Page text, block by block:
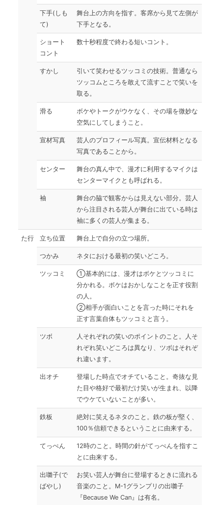
下手(しも
て)
舞台上の方向を指す。客席から見て左側が
下手となる。
ショート
コント
数十秒程度で終わる短いコント。
すかし
引いて笑わせるツッコミの技術。普通なら
ツッコムところを敢えて流すことで笑いを
取る。
滑る
ボケやトークがウケなく、その場を微妙な
空気にしてしまうこと。
宣材写真
芸人のプロフィール写真。宣伝材料となる
写真であることから。
センター
舞台の真ん中で、漫才に利用するマイクは
センターマイクとも呼ばれる。
袖
舞台の脇で観客からは見えない部分。芸人
から注目される芸人が舞台に出ている時は
袖に多くの芸人が集まる。
た行 立ち位置 舞台上で自分の立つ場所。
つかみ ネタにおける最初の笑いどころ。
ツッコミ
①基本的には、漫才はボケとツッコミに
分かれる。ボケはおかしなことを正す役割
の人。
②相手が面白いことを言った時にそれを
正す言葉自体もツッコミと言う。
ツボ
人それぞれの笑いのポイントのこと。人そ
れぞれ笑いどころは異なり、ツボはそれぞ
れ違います。
出オチ
登場した時点でオチていること。奇抜な見
た目や格好で最初だけ笑いが生まれ、以降
でウケていないことが多い。
鉄板
絶対に笑えるネタのこと。鉄の板が堅く、
100％信頼できるということに由来する。
てっぺん
12時のこと。時間の針がてっぺんを指すこ
とに由来する。
出囃子(で
ばやし)
お笑い芸人が舞台に登場するときに流れる
音楽のこと。M-1グランプリの出囃子
『Because We Can』は有名。